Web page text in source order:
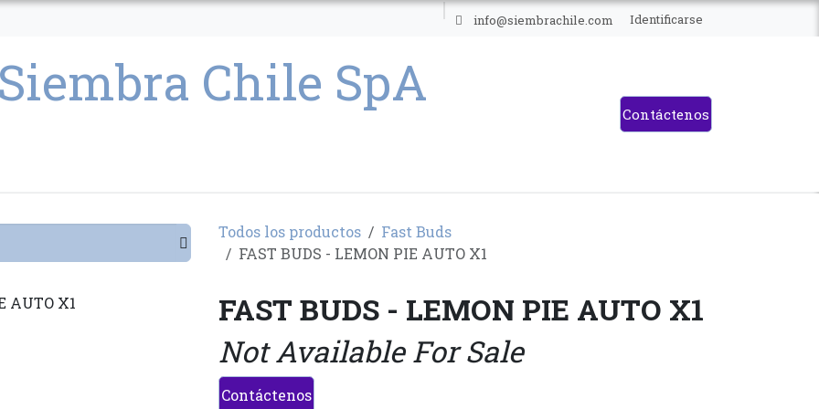
info@siembrachile.com Identificarse
Contáctenos
Todos los productos
Fast Buds
FAST BUDS - LEMON PIE AUTO X1
FAST BUDS - LEMON PIE AUTO X1
Not Available For Sale
Contáctenos